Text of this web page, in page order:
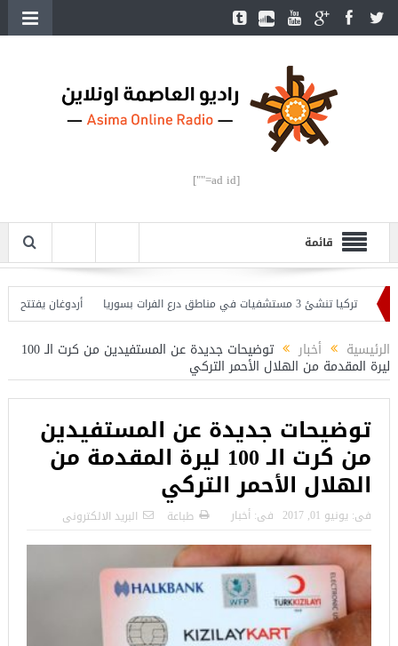
[ad id=""]
قائمة
تنشئ 3 مستشفيات في مناطق درع الفرات بسوريا
أردوغان يفتتح القسم
الرئيسية أخبار توضيحات جديدة عن المستفيدين من كرت الـ 100
ليرة المقدمة من الهلال الأحمر التركي
توضيحات جديدة عن المستفيدين
من كرت الـ 100 ليرة المقدمة من
الهلال الأحمر التركي
فى: يونيو 01, 2017 فى: أخبار طباعة البريد الالكترونى